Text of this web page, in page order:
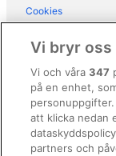
Cookies
Regler och villkor
Juridisk
Vi bryr
Vi och våra347
på en enhet,
att klicka nedan
partners och